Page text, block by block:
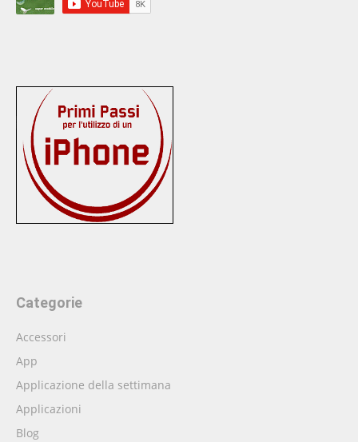
Categorie
Accessori
App
Applicazione della settimana
Applicazioni
Blog